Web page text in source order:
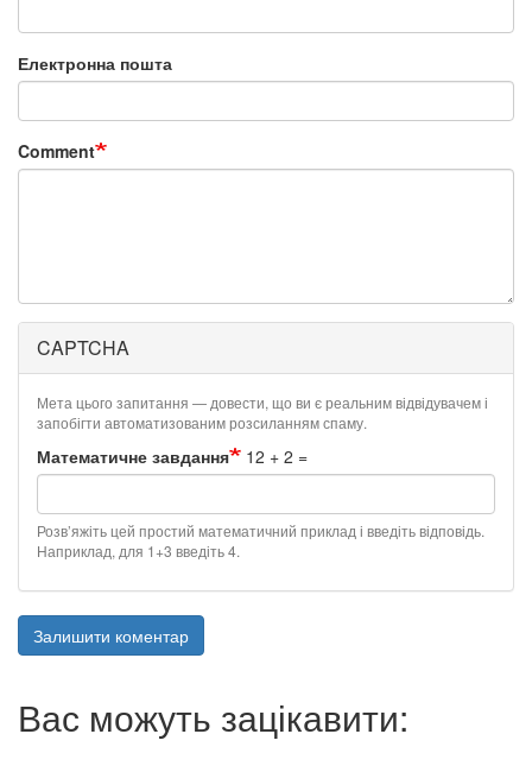
Електронна пошта
Comment
CAPTCHA
Мета цього запитання — довести, що ви є реальним відвідувачем і
запобігти автоматизованим розсиланням спаму.
Математичне завдання 12 + 2 =
Розв’яжіть цей простий математичний приклад і введіть відповідь.
Наприклад, для 1+3 введіть 4.
Залишити коментар
Вас можуть зацікавити: